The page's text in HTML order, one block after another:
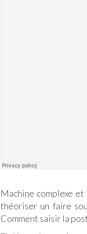
Machine complexe
théoriser un faire
Comment saisir la